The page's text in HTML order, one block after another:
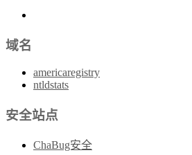
域名
americaregistry
ntldstats
安全站点
ChaBug安全